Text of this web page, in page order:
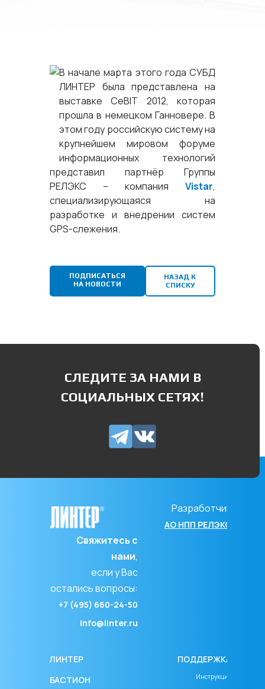
В начале марта этого года СУБД
ЛИНТЕР была представлена на
выставке CeBIT 2012, которая
прошла в немецком Ганновере. В
этом году российскую систему на
крупнейшем мировом форуме
информационных технологий
представил партнёр Группы
РЕЛЭКС – компания Vistar,
специализирующаяся на
разработке и внедрении систем
GPS-слежения.
ПОДПИСАТЬСЯ
НА НОВОСТИ
НАЗАД К
СПИСКУ
СЛЕДИТЕ ЗА НАМИ В
СОЦИАЛЬНЫХ СЕТЯХ!
Разработчик
АО НПП РЕЛЭКС
Свяжитесь с
нами,
если у Вас
остались вопросы:
+7 (495) 660-24-50
info@linter.ru
ЛИНТЕР
БАСТИОН
ПОДДЕРЖКА
Инструкция